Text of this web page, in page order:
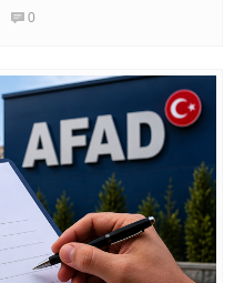
yeniden
0